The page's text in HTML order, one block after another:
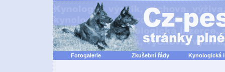
Fotogalerie Zkušební řády Kynologická